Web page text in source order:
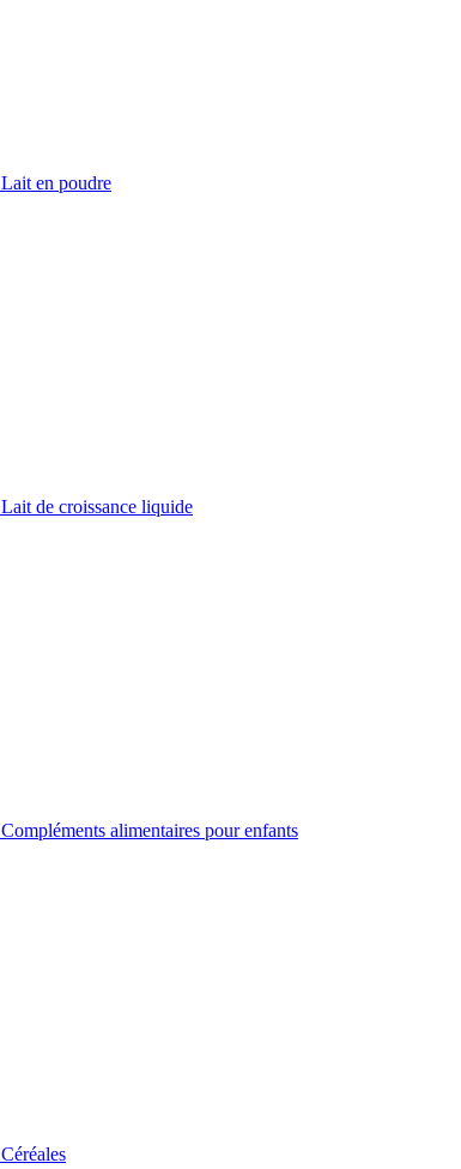
Lait en poudre
Lait de croissance liquide
Compléments alimentaires pour enfants
Céréales